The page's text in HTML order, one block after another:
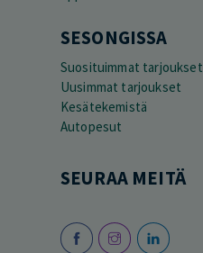
SESONGISSA
Suosituimmat tarjoukset
Uusimmat tarjoukset
Kesätekemistä
Autopesut
SEURAA MEITÄ